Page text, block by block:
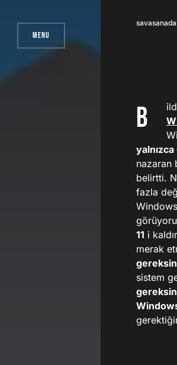
Menu
nazaran
belirtti.
fazla
11 i
merak
sistem